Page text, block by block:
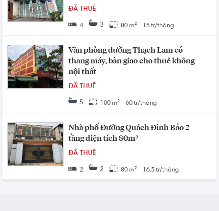
ĐÃ THUÊ
4 3 80 m² 15 tr/tháng
Văn phòng đường Thạch Lam có
thang máy, bàn giao cho thuê không
nội thất
ĐÃ THUÊ
5 100 m² 60 tr/tháng
Nhà phố Đường Quách Đình Bảo 2
tầng diện tích 80m²
ĐÃ THUÊ
2 2 80 m² 16.5 tr/tháng